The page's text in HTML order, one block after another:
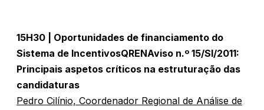
15H30 | Oportunidades de financiamento do
Sistema de IncentivosQRENAviso n.º 15/SI/2011:
Principais aspetos críticos na estruturação das
candidaturas
Pedro Cilínio, Coordenador Regional de Análise de